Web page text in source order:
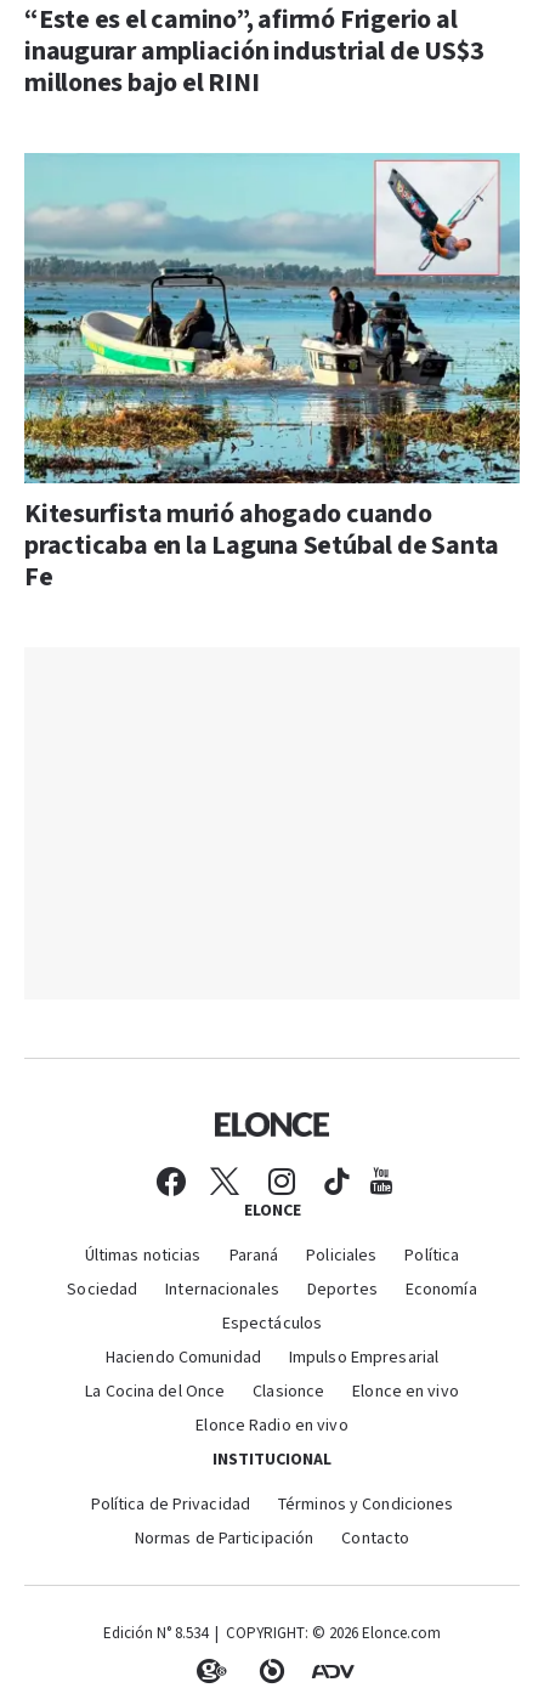
“Este es el camino”, afirmó Frigerio al
inaugurar ampliación industrial de US$3
millones bajo el RINI
Kitesurfista murió ahogado cuando
practicaba en la Laguna Setúbal de Santa
Fe
ELONCE
Últimas noticias Paraná Policiales
Política
Sociedad
Internacionales Deportes
Economía
Espectáculos
Haciendo Comunidad
Impulso Empresarial
La Cocina del Once
Clasionce
Elonce en vivo
Elonce Radio en vivo
INSTITUCIONAL
Política de Privacidad
Términos y Condiciones
Normas de Participación
Contacto
Edición N° 8.534 | COPYRIGHT: © 2026 Elonce.com